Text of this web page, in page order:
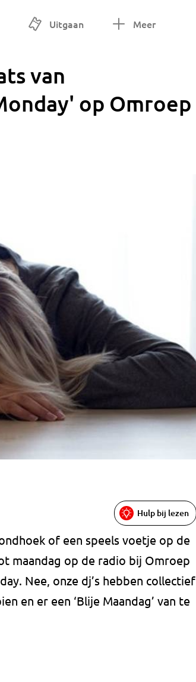
Uitgaan Meer
van
op Omroep
Hulp bij lezen
of een speels voetje op de
maandag op de radio bij Omroep
Nee, onze dj’s hebben collectief
en er een ‘Blije Maandag’ van te